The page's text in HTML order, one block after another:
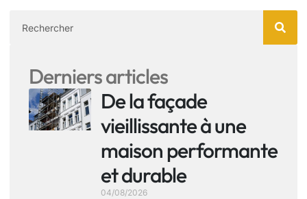
Derniers articles
De la façade
vieillissante à une
maison performante
et durable
04/08/2026